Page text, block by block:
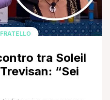
tra Soleil
“Sei